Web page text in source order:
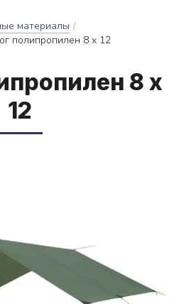
материалы /
полипропилен 8 х 12
8 х
12